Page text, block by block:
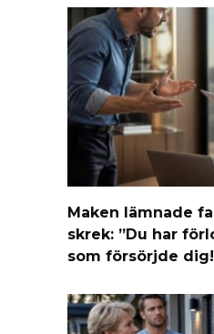
Maken lämnade
skrek: ”Du har
som försörjde